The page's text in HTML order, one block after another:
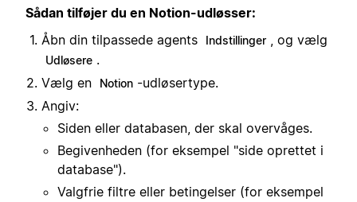
Sådan tilføjer du en Notion-udløsser:
Åbn din tilpassede agents
Indstillinger , og vælg
Udløsere .
Vælg en
Notion -udløsertype.
Angiv:
Siden eller databasen, der skal overvåges.
Begivenheden (for eksempel "side oprettet i
database").
Valgfrie filtre eller betingelser (for eksempel